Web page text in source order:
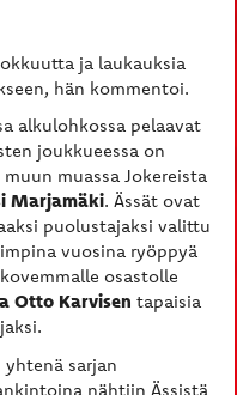
ja laukauksia
hän kommentoi.
alkulohkossa pelaavat
joukkueessa on
muassa Jokereista
Marjamäki. Ässät ovat
puolustajaksi valittu
vuosina ryöppyä
osastolle
Otto Karvisen tapaisia
sarjan
nähtiin Ässistä